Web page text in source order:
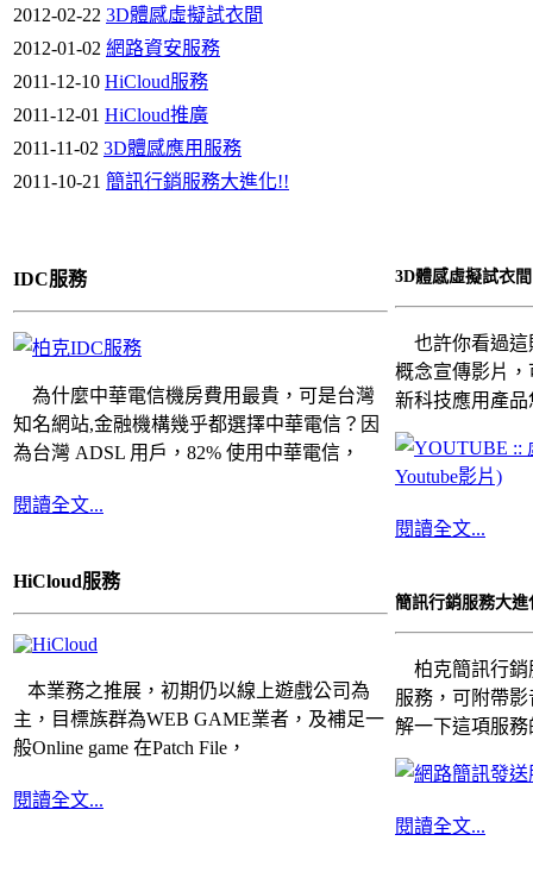
2012-02-22 3D體感虛擬試衣間
2012-01-02 網路資安服務
2011-12-10 HiCloud服務
2011-12-01 HiCloud推廣
2011-11-02 3D體感應用服務
2011-10-21 簡訊行銷服務大進化!!
IDC服務
為什麼中華電信機房費用最貴，可是台灣
知名網站,金融機構幾乎都選擇中華電信？因
為台灣 ADSL 用戶，82% 使用中華電信，
閱讀全文...
HiCloud服務
本業務之推展，初期仍以線上遊戲公司為
主，目標族群為WEB GAME業者，及補足一
般Online game 在Patch File，
閱讀全文...
3D體感虛擬試衣間
也許你看過這
概念宣傳影片
新科技應用產
閱讀全文...
簡訊行銷服務大
柏克簡訊行銷
服務，可附帶
解一下這項服
閱讀全文...